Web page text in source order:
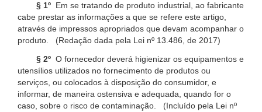
§ 1º Em se tratando de produto industrial, ao fabricante
cabe prestar as informações a que se refere este artigo,
através de impressos apropriados que devam acompanhar o
produto. (Redação dada pela Lei nº 13.486, de 2017)
§ 2º O fornecedor deverá higienizar os equipamentos e
utensílios utilizados no fornecimento de produtos ou
serviços, ou colocados à disposição do consumidor, e
informar, de maneira ostensiva e adequada, quando for o
caso, sobre o risco de contaminação. (Incluído pela Lei nº